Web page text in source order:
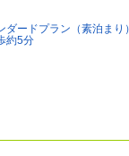
ダードプラン（素泊ま
約5分